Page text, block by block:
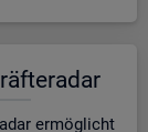
er­mög­licht